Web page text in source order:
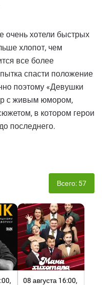
очень хотели быстрых
хлопот, чем
все более
спасти положение
поэтому «Девушки
с живым юмором,
в котором герои
последнего.
Всего: 57
08 августа 16:00,